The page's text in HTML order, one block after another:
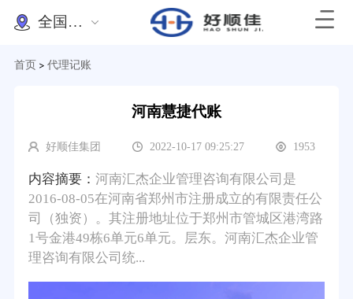
全国办理
首页 > 代理记账
河南慧捷代账
好顺佳集团 2022-10-17 09:25:27 1953
内容摘要： 河南汇杰企业管理咨询有限公司是
2016-08-05在河南省郑州市注册成立的有限责任公
司（独资）。其注册地址位于郑州市管城区港湾路
1号金港49栋6单元6单元。层东。河南汇杰企业管
理咨询有限公司统...